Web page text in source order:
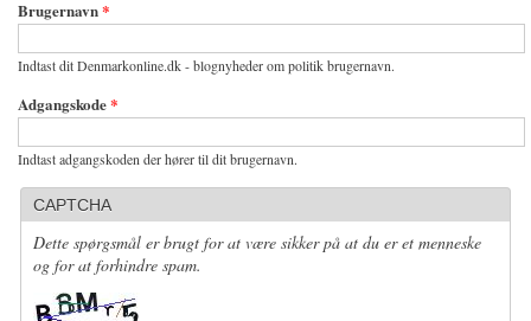
Brugernavn*
Indtast dit Denmarkonline.dk - blognyheder om politik brugernavn.
Adgangskode*
Indtast adgangskoden der hører til dit brugernavn.
CAPTCHA
Dette spørgsmål er brugt for at være sikker på at du er et menneske
og for at forhindre spam.